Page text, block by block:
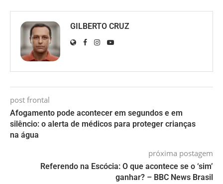
GILBERTO CRUZ
post frontal
Afogamento pode acontecer em segundos e em
silêncio: o alerta de médicos para proteger crianças
na água
próxima postagem
Referendo na Escócia: O que acontece se o ‘sim’
ganhar? – BBC News Brasil